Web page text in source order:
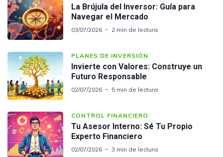
La Brújula del Inversor: Guía para
Navegar el Mercado
03/07/2026 2 min de lectura
PLANES DE INVERSIÓN
Invierte con Valores: Construye un
Futuro Responsable
02/07/2026 5 min de lectura
CONTROL FINANCIERO
Tu Asesor Interno: Sé Tu Propio
Experto Financiero
02/07/2026 3 min de lectura